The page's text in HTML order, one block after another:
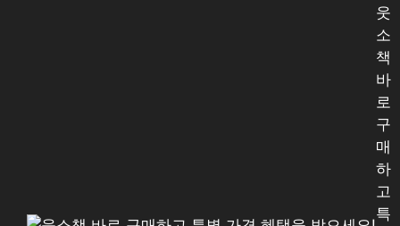
웃
소
책
바
로
구
매
하
고
특